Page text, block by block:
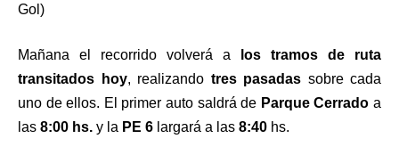
Gol)
Mañana el recorrido volverá a
los tramos de ruta
transitados hoy, realizando tres pasadas sobre cada
uno de ellos. El primer auto saldrá de Parque Cerrado a
las 8:00 hs. y la PE 6 largará a las 8:40 hs.